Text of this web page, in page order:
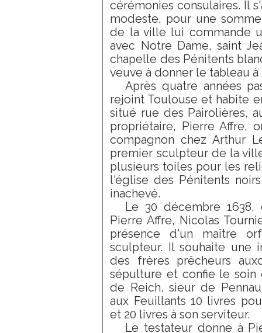
cérémonies consulaires. Il
modeste, pour une
de la ville lui commande
avec Notre Dame, saint
chapelle des Pénitents
veuve à donner le tableau
Après quatre années
rejoint Toulouse et habite
situé rue des Pairolières,
propriétaire, Pierre Affre,
compagnon chez Arthur
premier sculpteur de la
plusieurs toiles pour les
l'église des Pénitents
inachevé.
Le 30 décembre
Pierre Affre, Nicolas
présence d'un maître
sculpteur. Il souhaite une
des frères prêcheurs
sépulture et confie le soin
de Reich, sieur de
aux Feuillants 10 livres
et 20 livres à son serviteur.
Le testateur donne à